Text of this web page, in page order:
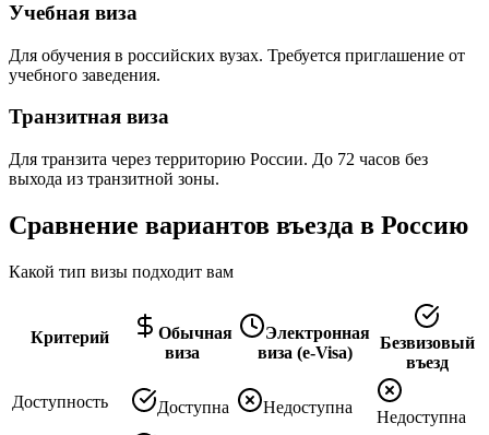
Учебная виза
Для обучения в российских вузах. Требуется приглашение от
учебного заведения.
Транзитная виза
Для транзита через территорию России. До 72 часов без
выхода из транзитной зоны.
Сравнение вариантов въезда в Россию
Какой тип визы подходит вам
Критерий
Обычная
виза
Электронная
виза (e-Visa)
Безвизовый
въезд
Доступность Доступна Недоступна
Недоступна